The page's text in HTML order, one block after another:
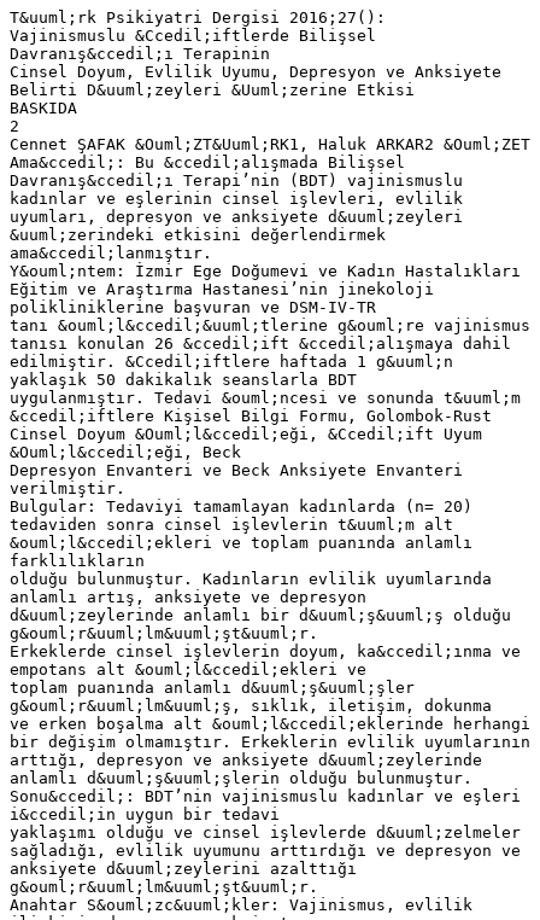
T&uuml;rk Psikiyatri Dergisi 2016;27():
Vajinismuslu &Ccedil;iftlerde Bilişsel
Davranış&ccedil;ı Terapinin
Cinsel Doyum, Evlilik Uyumu, Depresyon ve Anksiyete
Belirti D&uuml;zeyleri &Uuml;zerine Etkisi
BASKIDA
2
Cennet ŞAFAK &Ouml;ZT&Uuml;RK1, Haluk ARKAR2 &Ouml;ZET
Ama&ccedil;: Bu &ccedil;alışmada Bilişsel
Davranış&ccedil;ı Terapi’nin (BDT) vajinismuslu
kadınlar ve eşlerinin cinsel işlevleri, evlilik
uyumları, depresyon ve anksiyete d&uuml;zeyleri
&uuml;zerindeki etkisini değerlendirmek
ama&ccedil;lanmıştır.
Y&ouml;ntem: İzmir Ege Doğumevi ve Kadın Hastalıkları
Eğitim ve Araştırma Hastanesi’nin jinekoloji
polikliniklerine başvuran ve DSM-IV-TR
tanı &ouml;l&ccedil;&uuml;tlerine g&ouml;re vajinismus
tanısı konulan 26 &ccedil;ift &ccedil;alışmaya dahil
edilmiştir. &Ccedil;iftlere haftada 1 g&uuml;n
yaklaşık 50 dakikalık seanslarla BDT
uygulanmıştır. Tedavi &ouml;ncesi ve sonunda t&uuml;m
&ccedil;iftlere Kişisel Bilgi Formu, Golombok-Rust
Cinsel Doyum &Ouml;l&ccedil;eği, &Ccedil;ift Uyum
&Ouml;l&ccedil;eği, Beck
Depresyon Envanteri ve Beck Anksiyete Envanteri
verilmiştir.
Bulgular: Tedaviyi tamamlayan kadınlarda (n= 20)
tedaviden sonra cinsel işlevlerin t&uuml;m alt
&ouml;l&ccedil;ekleri ve toplam puanında anlamlı
farklılıkların
olduğu bulunmuştur. Kadınların evlilik uyumlarında
anlamlı artış, anksiyete ve depresyon
d&uuml;zeylerinde anlamlı bir d&uuml;ş&uuml;ş olduğu
g&ouml;r&uuml;lm&uuml;şt&uuml;r.
Erkeklerde cinsel işlevlerin doyum, ka&ccedil;ınma ve
empotans alt &ouml;l&ccedil;ekleri ve
toplam puanında anlamlı d&uuml;ş&uuml;şler
g&ouml;r&uuml;lm&uuml;ş, sıklık, iletişim, dokunma
ve erken boşalma alt &ouml;l&ccedil;eklerinde herhangi
bir değişim olmamıştır. Erkeklerin evlilik uyumlarının
arttığı, depresyon ve anksiyete d&uuml;zeylerinde
anlamlı d&uuml;ş&uuml;şlerin olduğu bulunmuştur.
Sonu&ccedil;: BDT’nin vajinismuslu kadınlar ve eşleri
i&ccedil;in uygun bir tedavi
yaklaşımı olduğu ve cinsel işlevlerde d&uuml;zelmeler
sağladığı, evlilik uyumunu arttırdığı ve depresyon ve
anksiyete d&uuml;zeylerini azalttığı
g&ouml;r&uuml;lm&uuml;şt&uuml;r.
Anahtar S&ouml;zc&uuml;kler: Vajinismus, evlilik